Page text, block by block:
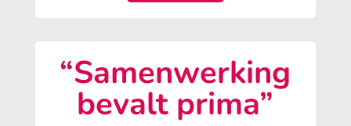
“Samenwerking
bevalt prima”